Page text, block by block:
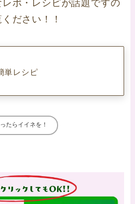
ポ・レシピが話題ですの
ださい！！
単レシピ
たらイイネを！